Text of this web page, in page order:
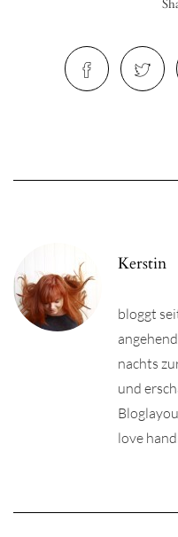
Kerstin
bloggt
nachts
und
love